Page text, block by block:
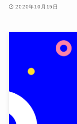
2020年10月15日